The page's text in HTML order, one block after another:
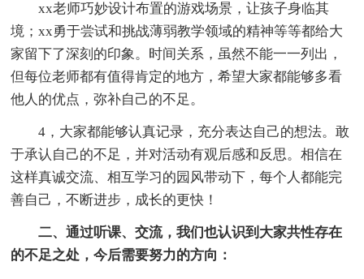
xx老师巧妙设计布置的游戏场景，让孩子身临其
境；xx勇于尝试和挑战薄弱教学领域的精神等等都给大
家留下了深刻的印象。时间关系，虽然不能一一列出，
但每位老师都有值得肯定的地方，希望大家都能够多看
他人的优点，弥补自己的不足。
4，大家都能够认真记录，充分表达自己的想法。敢
于承认自己的不足，并对活动有观后感和反思。相信在
这样真诚交流、相互学习的园风带动下，每个人都能完
善自己，不断进步，成长的更快！
二、通过听课、交流，我们也认识到大家共性存在
的不足之处，今后需要努力的方向：